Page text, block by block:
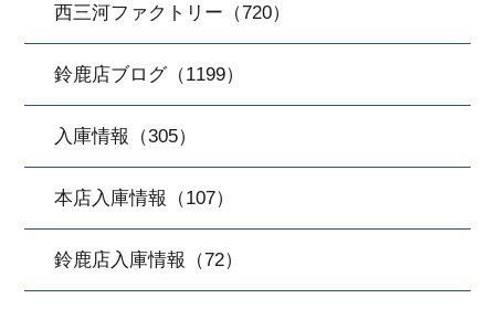
西三河ファクトリー（720）
鈴鹿店ブログ（1199）
入庫情報（305）
本店入庫情報（107）
鈴鹿店入庫情報（72）